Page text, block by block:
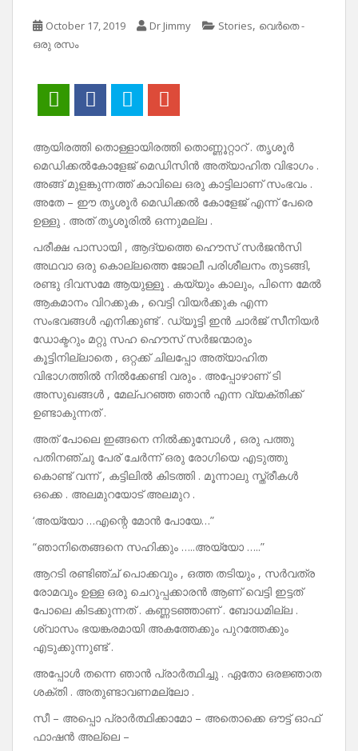
October 17, 2019 Dr Jimmy Stories, വെർതെ -
ഒരു രസം
ആയിരത്തി തൊള്ളായിരത്തി തൊണ്ണൂറ്റാറ് . തൃശൂർ
മെഡിക്കൽകോളേജ് മെഡിസിൻ അത്യാഹിത വിഭാഗം .
അങ്ങ് മുളങ്കുന്നത്ത് കാവിലെ ഒരു കാട്ടിലാണ് സംഭവം .
അതേ – ഈ തൃശൂർ മെഡിക്കൽ കോളേജ് എന്ന് പേരെ
ഉള്ളു . അത് തൃശൂരിൽ ഒന്നുമല്ല .
പരീക്ഷ പാസായി , ആദ്യത്തെ ഹൌസ് സർജൻസി
അഥവാ ഒരു കൊല്ലത്തെ ജോലീ പരിശീലനം തുടങ്ങി,
രണ്ടു ദിവസമേ ആയുള്ളൂ . കയ്യും കാലും, പിന്നെ മേൽ
ആകമാനം വിറക്കുക , വെട്ടി വിയർക്കുക എന്ന
സംഭവങ്ങൾ എനിക്കുണ്ട് . ഡ്യൂട്ടി ഇൻ ചാർജ് സീനിയർ
ഡോക്ടറും മറ്റു സഹ ഹൌസ് സർജന്മാരും
കൂട്ടിനില്ലാതെ , ഒറ്റക്ക് ചിലപ്പോ അത്യാഹിത
വിഭാഗത്തിൽ നിൽക്കേണ്ടി വരും . അപ്പോഴാണ് ടി
അസുഖങ്ങൾ , മേല്പറഞ്ഞ ഞാൻ എന്ന വ്യക്തിക്ക്
ഉണ്ടാകുന്നത് .
അത് പോലെ ഇങ്ങനെ നിൽക്കുമ്പോൾ , ഒരു പത്തു
പതിനഞ്ചു പേര് ചേർന്ന് ഒരു രോഗിയെ എടുത്തു
കൊണ്ട് വന്ന് , കട്ടിലിൽ കിടത്തി . മൂന്നാലു സ്ത്രീകൾ
ഒക്കെ . അലമുറയോട് അലമുറ .
‘അയ്യോ …എന്റെ മോൻ പോയേ…”
“ഞാനിതെങ്ങനെ സഹിക്കും …..അയ്യോ …..”
ആറടി രണ്ടിഞ്ച് പൊക്കവും , ഒത്ത തടിയും , സർവത്ര
രോമവും ഉള്ള ഒരു ചെറുപ്പക്കാരൻ ആണ് വെട്ടി ഇട്ടത്
പോലെ കിടക്കുന്നത് . കണ്ണടഞ്ഞാണ് . ബോധമില്ല .
ശ്വാസം ഭയങ്കരമായി അകത്തേക്കും പുറത്തേക്കും
എടുക്കുന്നുണ്ട് .
അപ്പോൾ തന്നെ ഞാൻ പ്രാർത്ഥിച്ചു . ഏതോ ഒരജ്ഞാത
ശക്തി . അതുണ്ടാവണമല്ലോ .
സീ – അപ്പൊ പ്രാർത്ഥിക്കാമോ – അതൊക്കെ ഔട്ട് ഓഫ്
ഫാഷൻ അല്ലെ –